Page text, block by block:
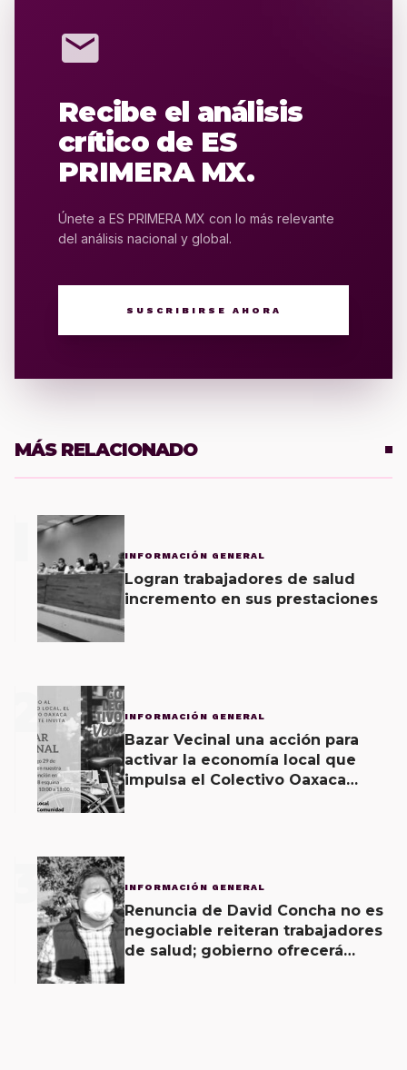
mail
Recibe el análisis
crítico de ES
PRIMERA MX.
Únete a ES PRIMERA MX con lo más relevante
del análisis nacional y global.
SUSCRIBIRSE AHORA
MÁS RELACIONADO
INFORMACIÓN GENERAL
Logran trabajadores de salud
incremento en sus prestaciones
2 INFORMACIÓN GENERAL
Bazar Vecinal una acción para
activar la economía local que
impulsa el Colectivo Oaxaca
3 INFORMACIÓN GENERAL
Renuncia de David Concha no es
negociable reiteran trabajadores
de salud; gobierno ofrecerá